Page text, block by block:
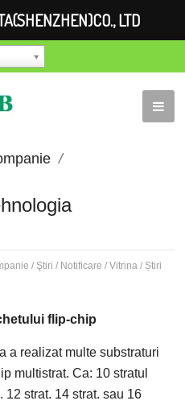
Vitrina
/ Ştiri / Notificare /Vitrina / Știri
flip-chip
a realizat multe substraturi
multistrat. Ca: 10 stratul
strat. 14 strat. sau 16
LTD